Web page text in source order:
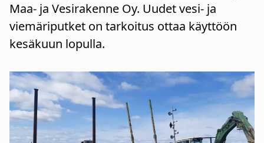
Maa- ja Vesirakenne Oy. Uudet vesi- ja
viemäriputket on tarkoitus ottaa käyttöön
kesäkuun lopulla.